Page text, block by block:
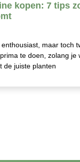
kopen: 7 tips
maar toch
te doen, zolang je
de juiste planten